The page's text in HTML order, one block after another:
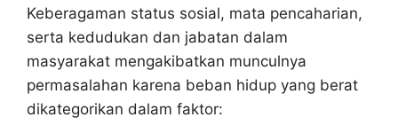
Keberagaman status sosial, mata pencaharian,
serta kedudukan dan jabatan dalam
masyarakat mengakibatkan munculnya
permasalahan karena beban hidup yang berat
dikategorikan dalam faktor: